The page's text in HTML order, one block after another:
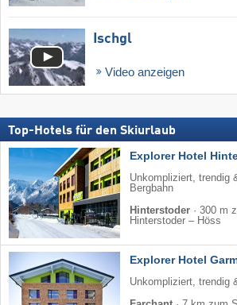
Ischgl
Video anzeigen
Top-Hotels für den Skiurlaub
Explorer Hotel
Unkompliziert, trendig
Bergbahn
Hinterstoder · 300 m
Hinterstoder – Höss
Explorer Hotel
Unkompliziert, trendig